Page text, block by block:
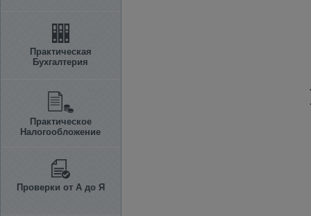
Практическая
Бухгалтерия
Практическое
Налогообложение
Проверки от А до Я